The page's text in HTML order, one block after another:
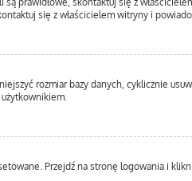
się z właścicielem witryny i
rozmiar bazy danych, cyklicznie
Przejdź na stronę logowania i